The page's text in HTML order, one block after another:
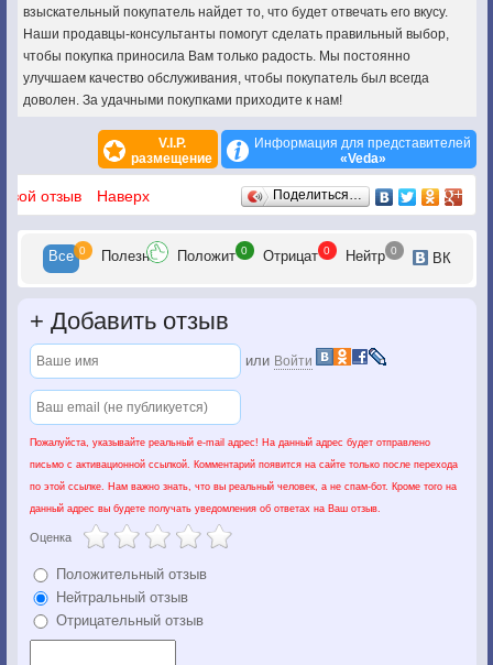
взыскательный покупатель найдет то, что будет отвечать его вкусу.
Наши продавцы-консультанты помогут сделать правильный выбор,
чтобы покупка приносила Вам только радость. Мы постоянно
улучшаем качество обслуживания, чтобы покупатель был всегда
доволен. За удачными покупками приходите к нам!
V.I.P.
размещение
Информация для представителей
«Veda»
Отзывы
отзыв Наверх Поделиться…
Все 0 Полезн Положит 0 Отрицат 0 Нейтр 0 ВК
+ Добавить отзыв
или Войти
Пожалуйста, указывайте реальный e-mail адрес! На данный адрес будет отправлено
письмо с активационной ссылкой. Комментарий появится на сайте только после перехода
по этой ссылке. Нам важно знать, что вы реальный человек, а не спам-бот. Кроме того на
данный адрес вы будете получать уведомления об ответах на Ваш отзыв.
Оценка
Положительный отзыв
Нейтральный отзыв
Отрицательный отзыв